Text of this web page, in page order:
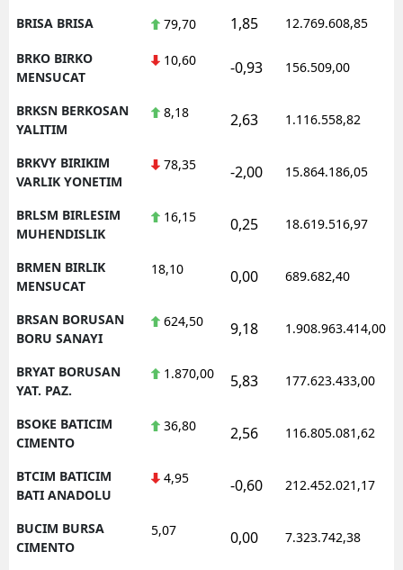
BRISA BRISA 79,70 1,85 12.769.608,85
BRKO BIRKO
MENSUCAT
10,60 -0,93 156.509,00
BRKSN BERKOSAN
YALITIM
8,18 2,63 1.116.558,82
BRKVY BIRIKIM
VARLIK YONETIM
78,35 -2,00 15.864.186,05
BRLSM BIRLESIM
MUHENDISLIK
16,15 0,25 18.619.516,97
BRMEN BIRLIK
MENSUCAT
18,10 0,00 689.682,40
BRSAN BORUSAN
BORU SANAYI
624,50 9,18 1.908.963.414,00
BRYAT BORUSAN
YAT. PAZ.
1.870,00 5,83 177.623.433,00
BSOKE BATICIM
CIMENTO
36,80 2,56 116.805.081,62
BTCIM BATICIM
BATI ANADOLU
4,95 -0,60 212.452.021,17
BUCIM BURSA
CIMENTO
5,07 0,00 7.323.742,38